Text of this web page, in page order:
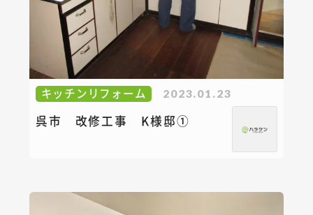
キッチンリフォーム 2023.01.23
呉市 改修工事 K様邸①